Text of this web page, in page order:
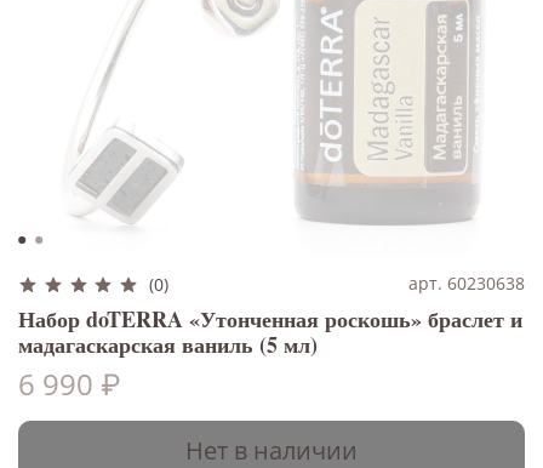
(0) арт. 60230638
Набор doTERRA «Утонченная роскошь» браслет и
мадагаскарская ваниль (5 мл)
6 990 ₽
Нет в наличии